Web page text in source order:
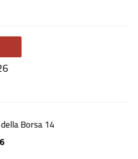
Borsa 14